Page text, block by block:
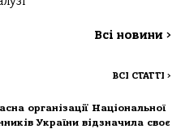
Всі новини >
ВСІ СТАТТІ >
організації Національної
України відзначила своє